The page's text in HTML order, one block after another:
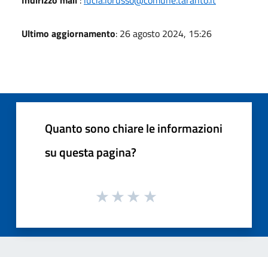
Ultimo aggiornamento: 26 agosto 2024, 15:26
Quanto sono chiare le informazioni
su questa pagina?